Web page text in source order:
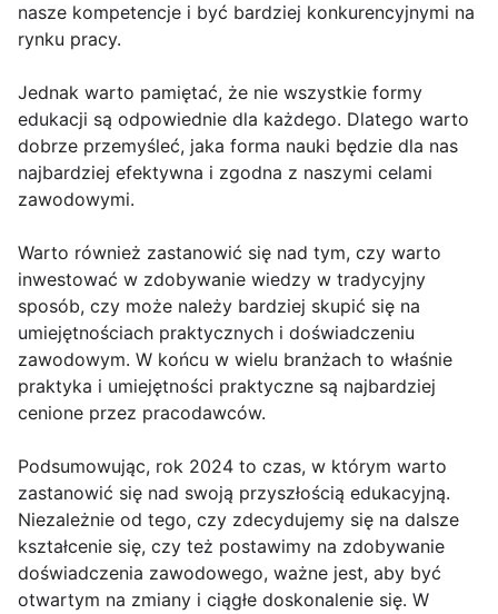
nasze kompetencje i być bardziej konkurencyjnymi na
rynku pracy.
Jednak warto pamiętać, że nie wszystkie formy
edukacji są odpowiednie dla każdego. Dlatego warto
dobrze przemyśleć, jaka forma nauki będzie dla nas
najbardziej efektywna i zgodna z naszymi celami
zawodowymi.
Warto również zastanowić się nad tym, czy warto
inwestować w zdobywanie wiedzy w tradycyjny
sposób, czy może należy bardziej skupić się na
umiejętnościach praktycznych i doświadczeniu
zawodowym. W końcu w wielu branżach to właśnie
praktyka i umiejętności praktyczne są najbardziej
cenione przez pracodawców.
Podsumowując, rok 2024 to czas, w którym warto
zastanowić się nad swoją przyszłością edukacyjną.
Niezależnie od tego, czy zdecydujemy się na dalsze
kształcenie się, czy też postawimy na zdobywanie
doświadczenia zawodowego, ważne jest, aby być
otwartym na zmiany i ciągłe doskonalenie się. W